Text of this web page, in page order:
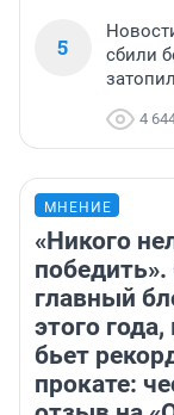
5
сбили
4
МНЕНИЕ
«Никого
главный
этого
бьет
прокате: